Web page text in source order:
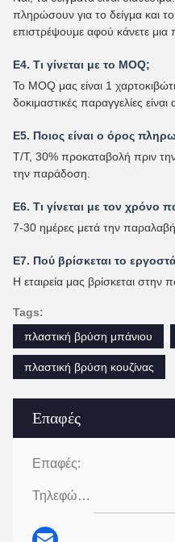
Επαφές
Επαφές:
Τηλεφώνημα:
πληρώσουν για το δείγμα και
επιστρέψουμε αφού κάνετε μια
Ε4. Τι γίνεται με το MOQ;
Το MOQ μας είναι 1
δοκιμαστικές παραγγελίες είναι
Ε5. Ποιος είναι ο όρος
T/T, 30% προκαταβολή πριν
την παράδοση.
Ε6. Τι γίνεται με τον χρόνο
7-30 ημέρες μετά την
Ε7. Πού βρίσκεται το
Η εταιρεία μας βρίσκεται
Tags:
πλαστική βρύση μπάνιου
πλαστική βρύση κουζίνας